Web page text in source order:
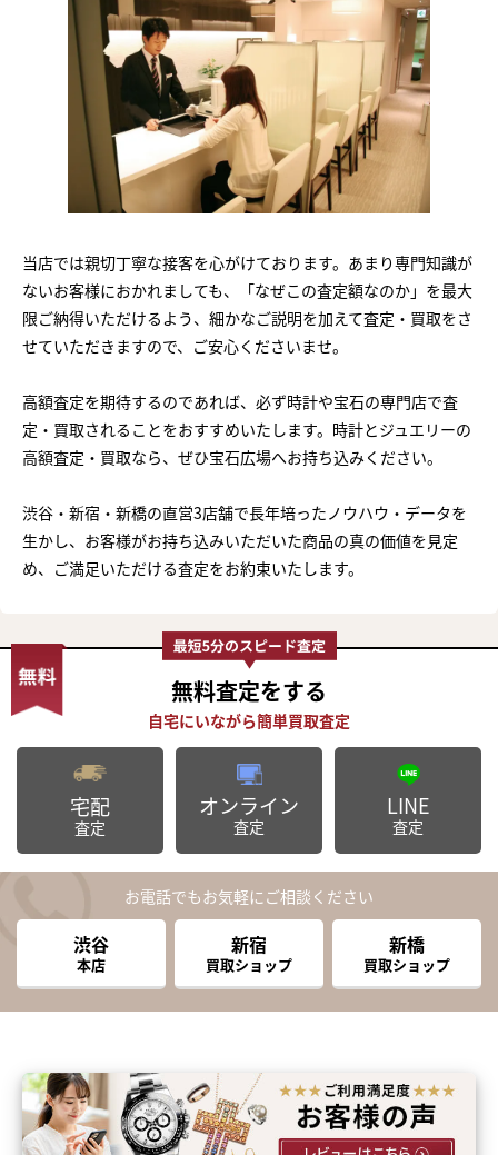
当店では親切丁寧な接客を心がけております。あまり専門知識が
ないお客様におかれましても、「なぜこの査定額なのか」を最大
限ご納得いただけるよう、細かなご説明を加えて査定・買取をさ
せていただきますので、ご安心くださいませ。
高額査定を期待するのであれば、必ず時計や宝石の専門店で査
定・買取されることをおすすめいたします。時計とジュエリーの
高額査定・買取なら、ぜひ宝石広場へお持ち込みください。
渋谷・新宿・新橋の直営3店舗で長年培ったノウハウ・データを
生かし、お客様がお持ち込みいただいた商品の真の価値を見定
め、ご満足いただける査定をお約束いたします。
無料査定をする
宅配
査定
オンライン
査定
LINE
査定
お電話でもお気軽にご相談ください
渋谷
本店
新宿
買取ショップ
新橋
買取ショップ